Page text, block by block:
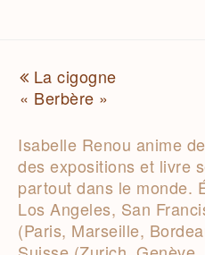
previous
post:
La cigogne
« Berbère »
Isabelle Renou anime
des expositions et livre
partout dans le monde.
Los Angeles, San
(Paris, Marseille,